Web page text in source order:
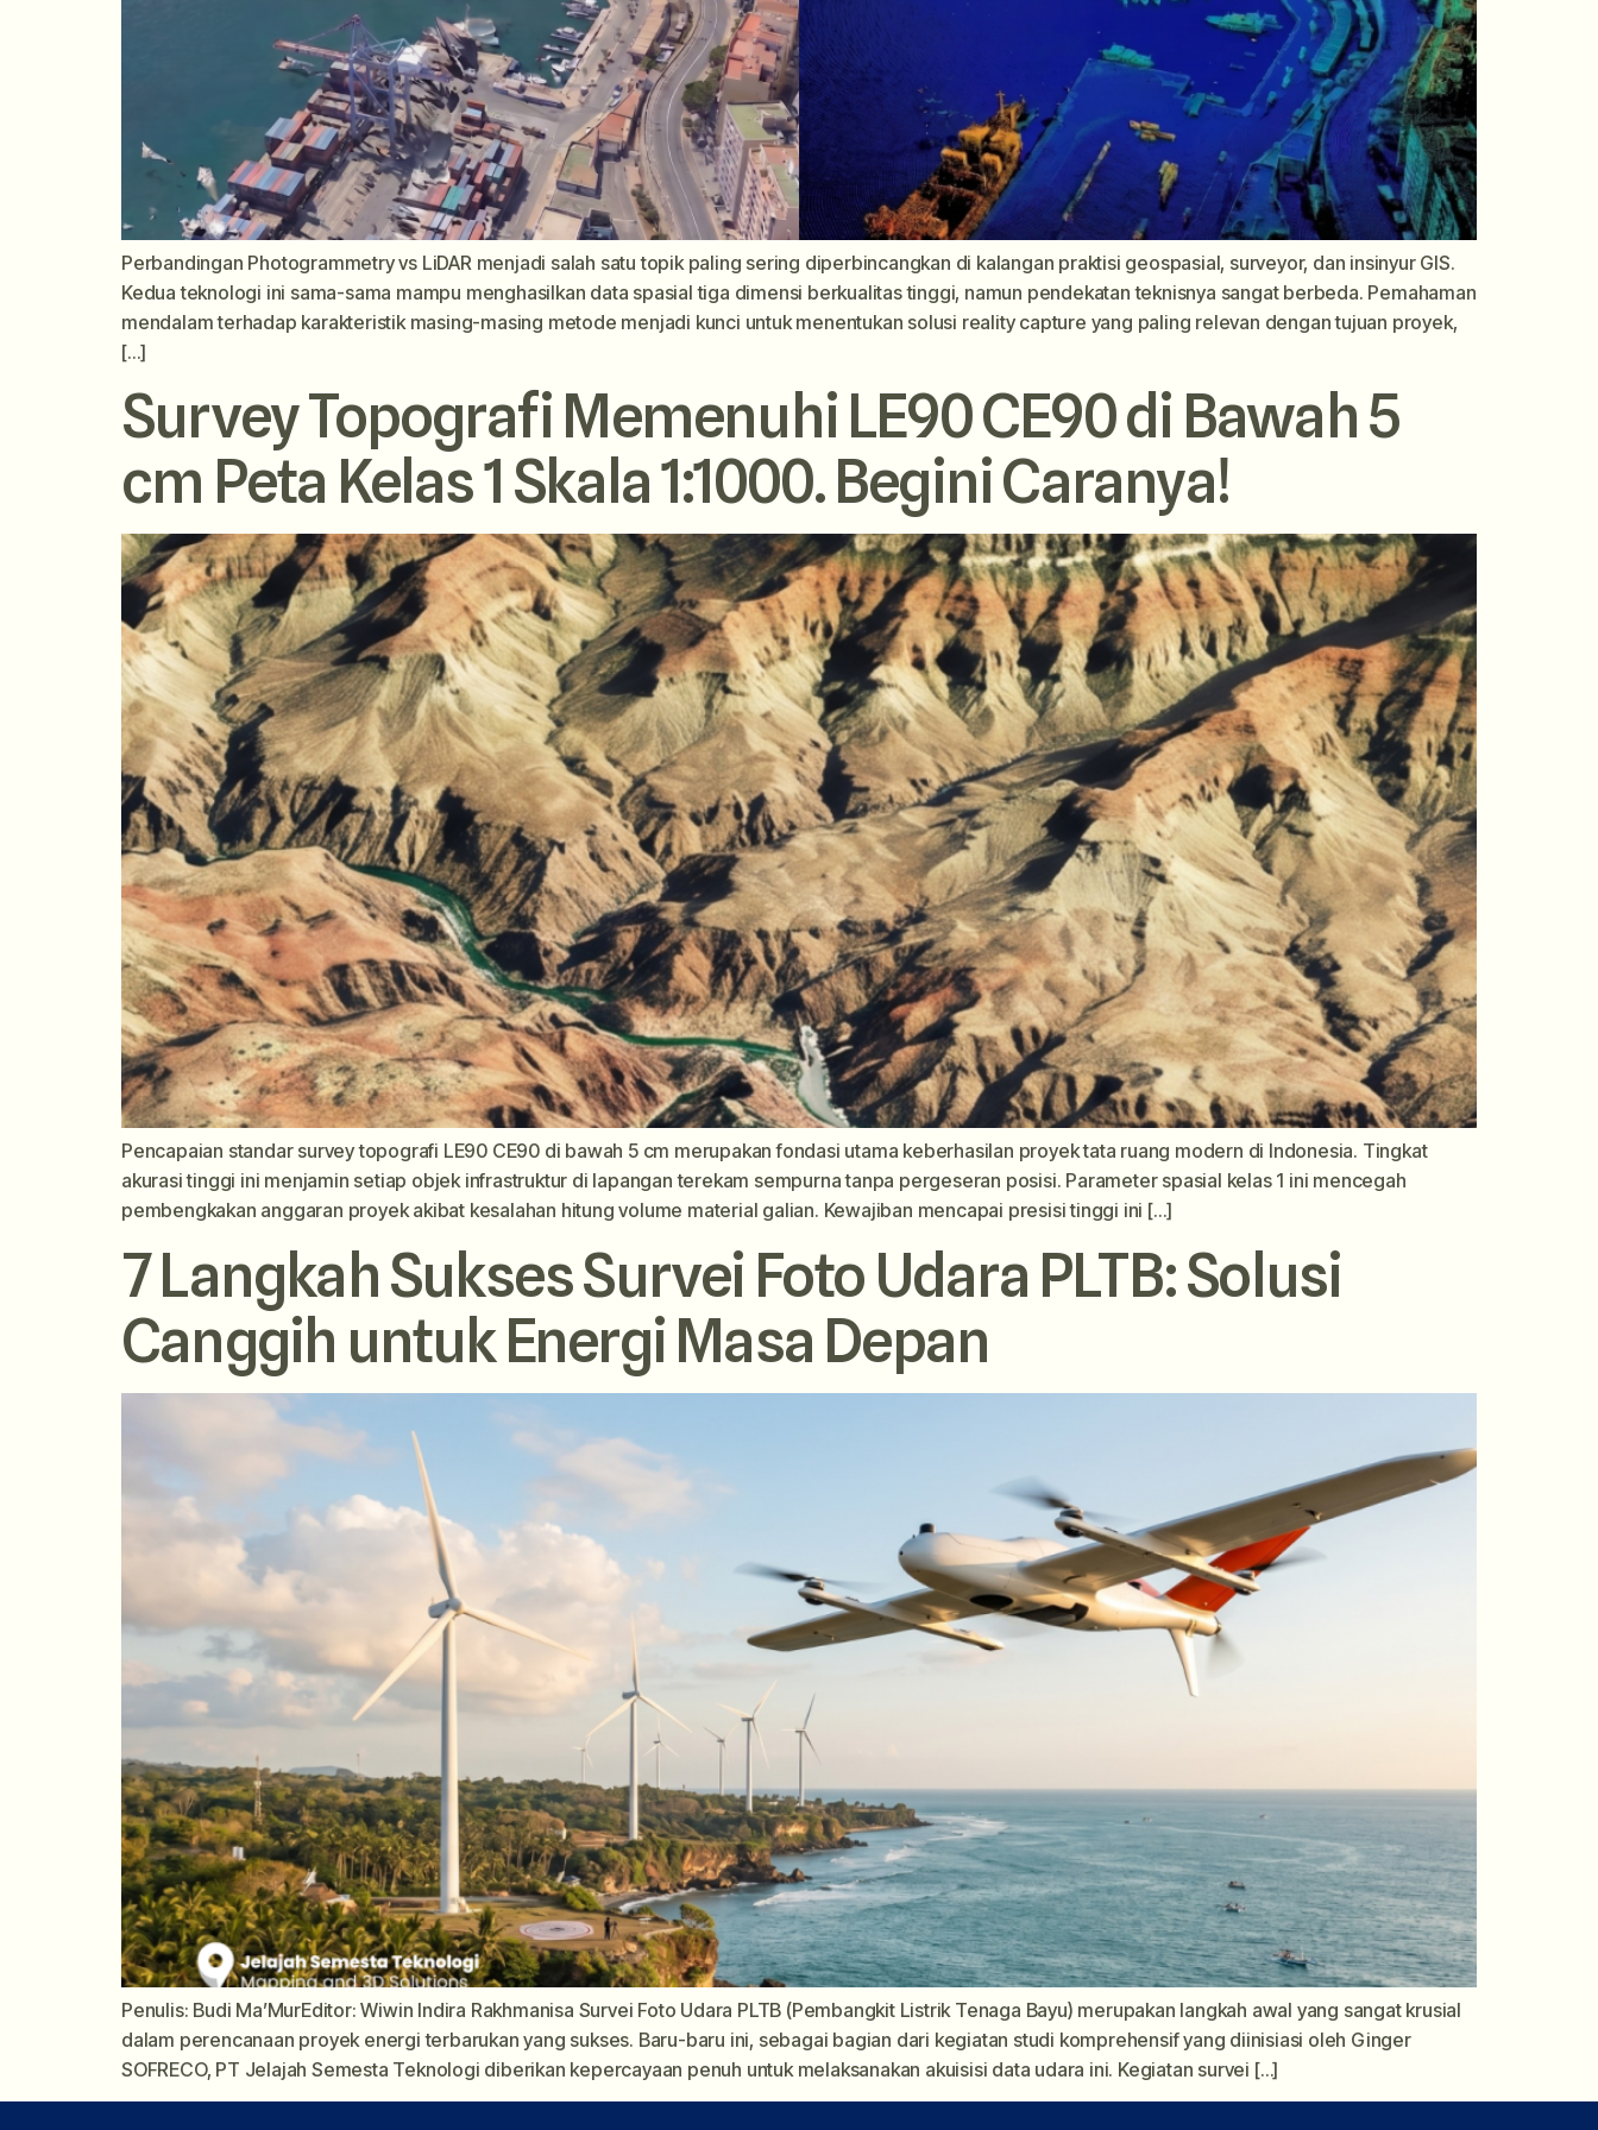
Perbandingan Photogrammetry vs LiDAR menjadi salah satu topik paling sering diperbincangkan di kalangan praktisi geospasial, surveyor, dan insinyur GIS.
Kedua teknologi ini sama-sama mampu menghasilkan data spasial tiga dimensi berkualitas tinggi, namun pendekatan teknisnya sangat berbeda. Pemahaman
mendalam terhadap karakteristik masing-masing metode menjadi kunci untuk menentukan solusi reality capture yang paling relevan dengan tujuan proyek,
[…]
Survey Topografi Memenuhi LE90 CE90 di Bawah 5
cm Peta Kelas 1 Skala 1:1000. Begini Caranya!
Pencapaian standar survey topografi LE90 CE90 di bawah 5 cm merupakan fondasi utama keberhasilan proyek tata ruang modern di Indonesia. Tingkat
akurasi tinggi ini menjamin setiap objek infrastruktur di lapangan terekam sempurna tanpa pergeseran posisi. Parameter spasial kelas 1 ini mencegah
pembengkakan anggaran proyek akibat kesalahan hitung volume material galian. Kewajiban mencapai presisi tinggi ini […]
7 Langkah Sukses Survei Foto Udara PLTB: Solusi
Canggih untuk Energi Masa Depan
Penulis: Budi Ma’MurEditor: Wiwin Indira Rakhmanisa Survei Foto Udara PLTB (Pembangkit Listrik Tenaga Bayu) merupakan langkah awal yang sangat krusial
dalam perencanaan proyek energi terbarukan yang sukses. Baru-baru ini, sebagai bagian dari kegiatan studi komprehensif yang diinisiasi oleh Ginger
SOFRECO, PT Jelajah Semesta Teknologi diberikan kepercayaan penuh untuk melaksanakan akuisisi data udara ini. Kegiatan survei […]